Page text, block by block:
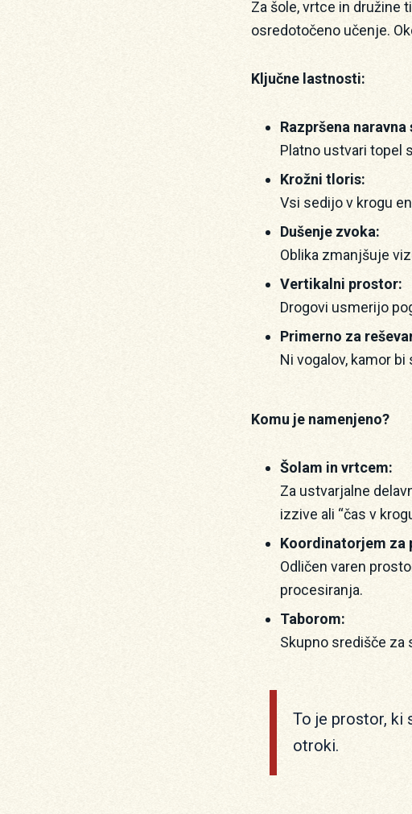
Za šole, vrtce in družine
osredotočeno učenje.
Ključne lastnosti:
Razpršena naravna
Platno ustvari topel
Krožni tloris:
Vsi sedijo v krogu
Dušenje zvoka:
Oblika zmanjšuje
Vertikalni prostor:
Drogovi usmerijo
Primerno za
Ni vogalov, kamor
Komu je namenjeno?
Šolam in vrtcem:
Za ustvarjalne
izzive ali “čas v
Koordinatorjem za
Odličen varen
procesiranja.
Taborom:
Skupno središče za
To je prostor, ki
otroki.